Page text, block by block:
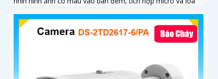
giúp đàm thoại 2 chiều, trang bị cổng LAN cắm mạng trực
tiếp nâng cao độ ổn định